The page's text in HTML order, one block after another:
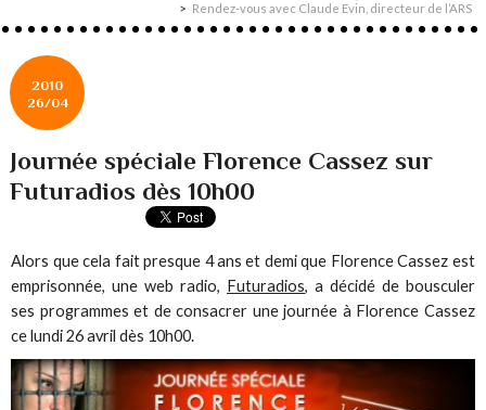
Rendez-vous avec Claude Evin, directeur de l’ARS
2010
26/04
Journée spéciale Florence Cassez sur
Futuradios dès 10h00
Alors que cela fait presque 4 ans et demi que Florence Cassez est
emprisonnée, une web radio, Futuradios, a décidé de bousculer
ses programmes et de consacrer une journée à Florence Cassez
ce lundi 26 avril dès 10h00.